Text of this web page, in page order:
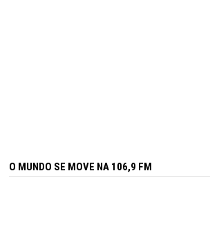
O MUNDO SE MOVE NA 106,9 FM